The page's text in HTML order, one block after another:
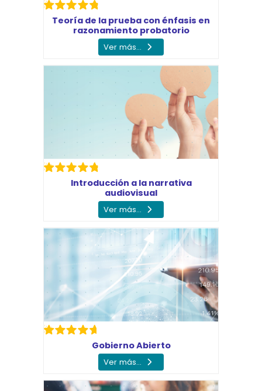
Teoría de la prueba con énfasis en
razonamiento probatorio
Ver más...
Introducción a la narrativa
audiovisual
Ver más...
Gobierno Abierto
Ver más...